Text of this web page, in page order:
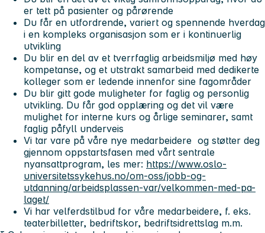
er tett på pasienter og pårørende
Du får en utfordrende, variert og spennende hverdag
i en kompleks organisasjon som er i kontinuerlig
utvikling
Du blir en del av et tverrfaglig arbeidsmiljø med høy
kompetanse, og et utstrakt samarbeid med dedikerte
kolleger som er ledende innenfor sine fagområder
Du blir gitt gode muligheter for faglig og personlig
utvikling. Du får god opplæring og det vil være
mulighet for interne kurs og årlige seminarer, samt
faglig påfyll underveis
Vi tar vare på våre nye medarbeidere og støtter deg
gjennom oppstartsfasen med vårt sentrale
nyansattprogram, les mer: https://www.oslo-
universitetssykehus.no/om-oss/jobb-og-
utdanning/arbeidsplassen-var/velkommen-med-pa-
laget/
Vi har velferdstilbud for våre medarbeidere, f. eks.
teaterbilletter, bedriftskor, bedriftsidrettslag m.m.